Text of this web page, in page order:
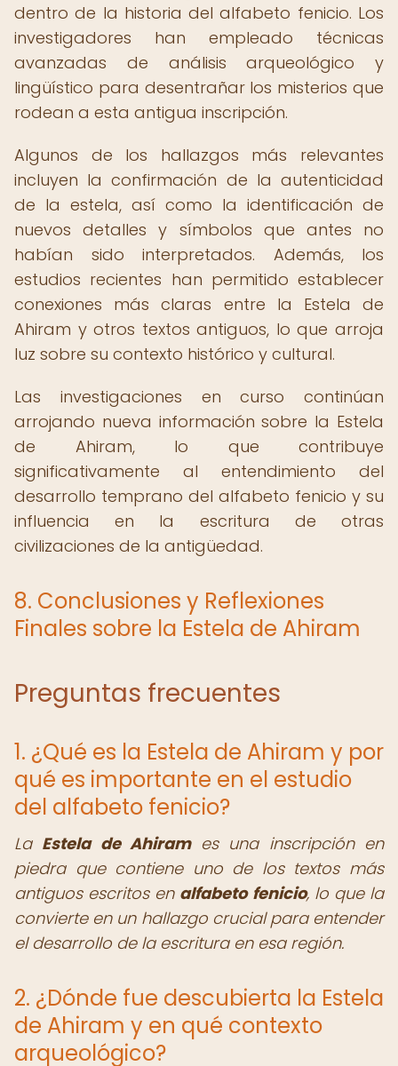
dentro de la historia del alfabeto fenicio. Los
investigadores han empleado técnicas
avanzadas de análisis arqueológico y
lingüístico para desentrañar los misterios que
rodean a esta antigua inscripción.
Algunos de los hallazgos más relevantes
incluyen la confirmación de la autenticidad
de la estela, así como la identificación de
nuevos detalles y símbolos que antes no
habían sido interpretados. Además, los
estudios recientes han permitido establecer
conexiones más claras entre la Estela de
Ahiram y otros textos antiguos, lo que arroja
luz sobre su contexto histórico y cultural.
Las investigaciones en curso continúan
arrojando nueva información sobre la Estela
de Ahiram, lo que contribuye
significativamente al entendimiento del
desarrollo temprano del alfabeto fenicio y su
influencia en la escritura de otras
civilizaciones de la antigüedad.
8. Conclusiones y Reflexiones
Finales sobre la Estela de Ahiram
Preguntas frecuentes
1. ¿Qué es la Estela de Ahiram y por
qué es importante en el estudio
del alfabeto fenicio?
La Estela de Ahirames una inscripción en
piedra que contiene uno de los textos más
antiguos escritos en alfabeto fenicio, lo que la
convierte en un hallazgo crucial para entender
el desarrollo de la escritura en esa región.
2. ¿Dónde fue descubierta la Estela
de Ahiram y en qué contexto
arqueológico?